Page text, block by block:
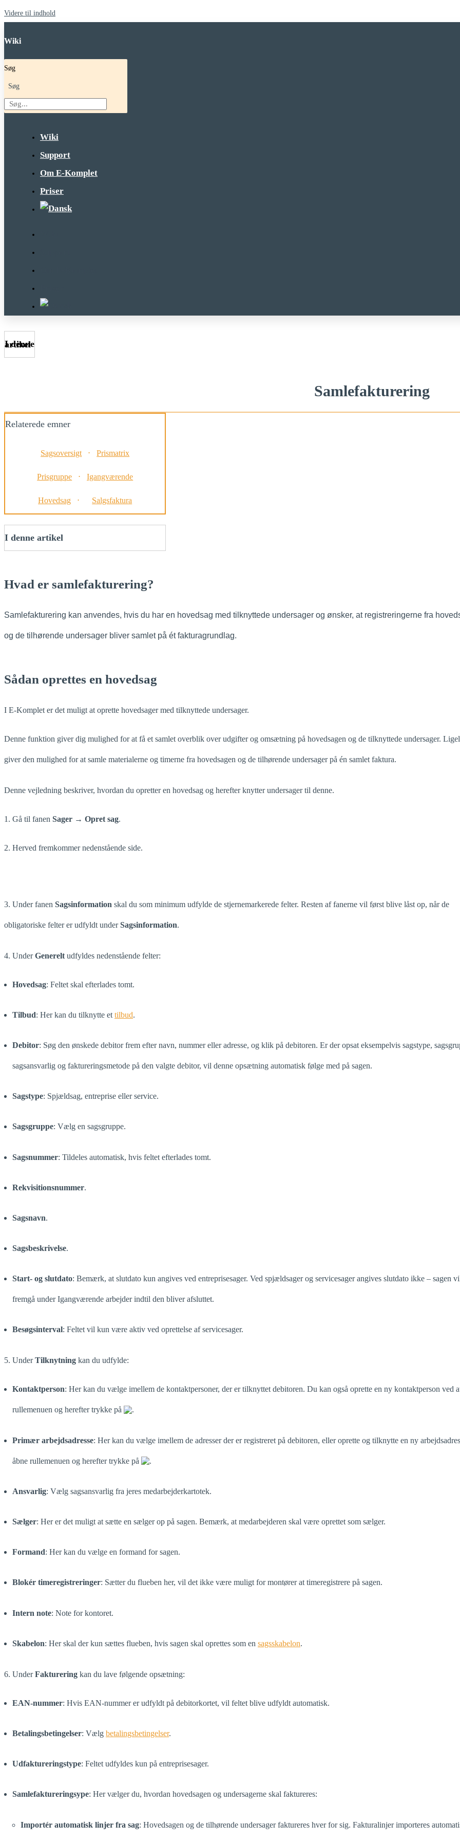
Videre til indhold
Wiki
Søg
Søg
Wiki
Support
Om E-Komplet
Priser
I denne artikel
Samlefakturering
Relaterede emner
Sagsoversigt ⋅Prismatrix
Prisgruppe ⋅Igangværende
Hovedsag ⋅ Salgsfaktura
I denne artikel
Hvad er samlefakturering?
Samlefakturering kan anvendes, hvis du har en hovedsag med tilknyttede undersager og ønsker, at registreringerne fra
og de tilhørende undersager bliver samlet på ét fakturagrundlag.
Sådan oprettes en hovedsag
I E-Komplet er det muligt at oprette hovedsager med tilknyttede undersager.
Denne funktion giver dig mulighed for at få et samlet overblik over udgifter og omsætning på hovedsagen og de tilknyttede undersager.
giver den mulighed for at samle materialerne og timerne fra hovedsagen og de tilhørende undersager på én samlet faktura.
Denne vejledning beskriver, hvordan du opretter en hovedsag og herefter knytter undersager til denne.
1. Gå til fanen Sager → Opret sag.
2. Herved fremkommer nedenstående side.
3. Under fanen Sagsinformation skal du som minimum udfylde de stjernemarkerede felter. Resten af fanerne vil først blive låst op, når de
obligatoriske felter er udfyldt underSagsinformation.
4. UnderGenerelt udfyldes nedenstående felter:
Hovedsag: Feltet skal efterlades tomt.
Tilbud: Her kan du tilknytte et tilbud.
Debitor: Søg den ønskede debitor frem efter navn, nummer eller adresse, og klik på debitoren. Er der opsat eksempelvis sagstype,
sagsansvarlig og faktureringsmetode på den valgte debitor, vil denne opsætning automatisk følge med på sagen.
Sagstype: Spjældsag, entreprise eller service.
Sagsgruppe: Vælg en sagsgruppe.
Sagsnummer: Tildeles automatisk, hvis feltet efterlades tomt.
Rekvisitionsnummer.
Sagsnavn.
Sagsbeskrivelse.
Start- og slutdato: Bemærk, at slutdato kun angives ved entreprisesager. Ved spjældsager og servicesager angives slutdato ikke – sagen
fremgå under Igangværende arbejder indtil den bliver afsluttet.
Besøgsinterval: Feltet vil kun være aktiv ved oprettelse af servicesager.
5. UnderTilknytning kan du udfylde:
Kontaktperson: Her kan du vælge imellem de kontaktpersoner, der er tilknyttet debitoren. Du kan også oprette en ny kontaktperson ved
rullemenuen og herefter trykke på .
Primær arbejdsadresse: Her kan du vælge imellem de adresser der er registreret på debitoren, eller oprette og tilknytte en ny
åbne rullemenuen og herefter trykke på .
Ansvarlig: Vælg sagsansvarlig fra jeres medarbejderkartotek.
Sælger: Her er det muligt at sætte en sælger op på sagen. Bemærk, at medarbejderen skal være oprettet som sælger.
Formand: Her kan du vælge en formand for sagen.
Blokér timeregistreringer: Sætter du flueben her, vil det ikke være muligt for montører at timeregistrere på sagen.
Intern note: Note for kontoret.
Skabelon: Her skal der kun sættes flueben, hvis sagen skal oprettes som en sagsskabelon.
6. UnderFakturering kan du lave følgende opsætning:
EAN-nummer: Hvis EAN-nummer er udfyldt på debitorkortet, vil feltet blive udfyldt automatisk.
Betalingsbetingelser: Vælg betalingsbetingelser.
Udfaktureringstype: Feltet udfyldes kun på entreprisesager.
Samlefaktureringsype: Her vælger du, hvordan hovedsagen og undersagerne skal faktureres:
Importér automatisk linjer fra sag: Hovedsagen og de tilhørende undersager faktureres hver for sig. Fakturalinjer importeres